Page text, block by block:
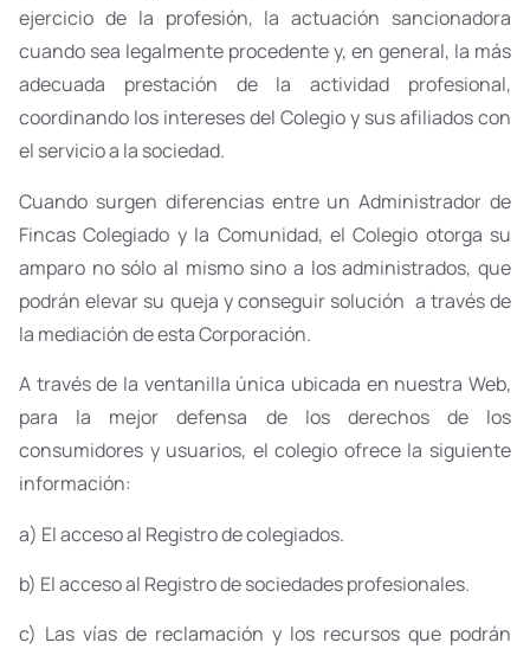
ejercicio de la profesión, la actuación sancionadora
cuando sea legalmente procedente y, en general, la más
adecuada prestación de la actividad profesional,
coordinando los intereses del Colegio y sus afiliados con
el servicio a la sociedad.
Cuando surgen diferencias entre un Administrador de
Fincas Colegiado y la Comunidad, el Colegio otorga su
amparo no sólo al mismo sino a los administrados, que
podrán elevar su queja y conseguir solución a través de
la mediación de esta Corporación.
A través de la ventanilla única ubicada en nuestra Web,
para la mejor defensa de los derechos de los
consumidores y usuarios, el colegio ofrece la siguiente
información:
a) El acceso al Registro de colegiados.
b) El acceso al Registro de sociedades profesionales.
c) Las vías de reclamación y los recursos que podrán